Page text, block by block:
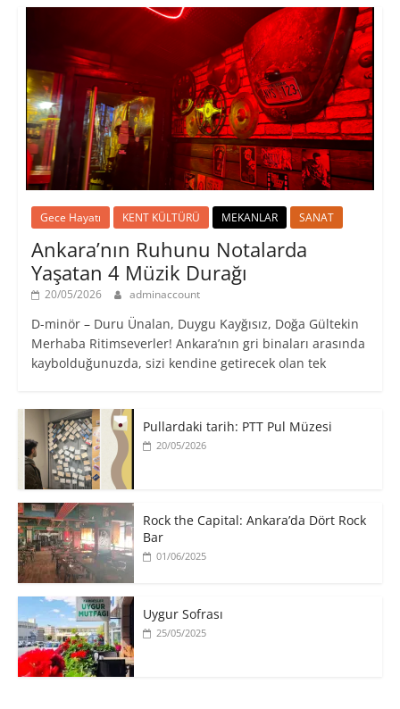
Gece Hayatı KENT KÜLTÜRÜ MEKANLAR SANAT
Ankara’nın Ruhunu Notalarda
Yaşatan 4 Müzik Durağı
20/05/2026 adminaccount
D-minör – Duru Ünalan, Duygu Kayğısız, Doğa Gültekin
Merhaba Ritimseverler! Ankara’nın gri binaları arasında
kaybolduğunuzda, sizi kendine getirecek olan tek
Pullardaki tarih: PTT Pul Müzesi
20/05/2026
Rock the Capital: Ankara’da Dört Rock
Bar
01/06/2025
Uygur Sofrası
25/05/2025